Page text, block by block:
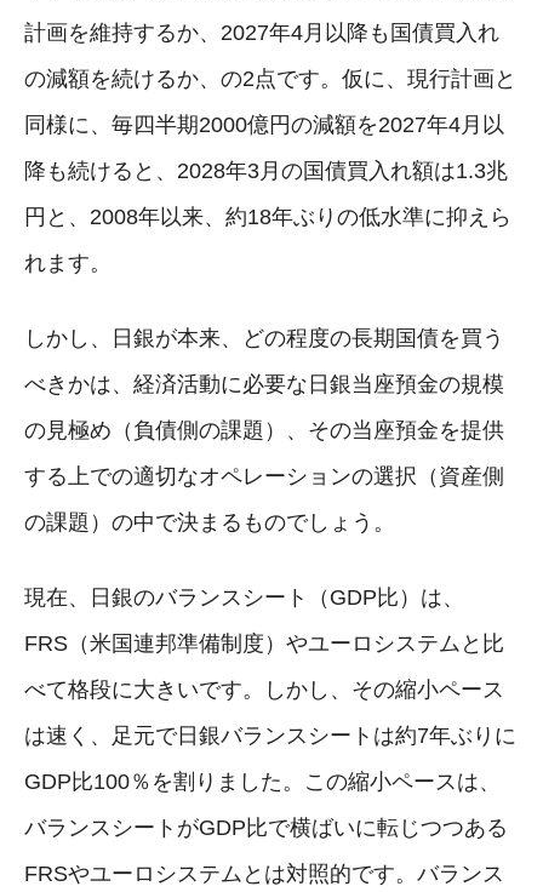
計画を維持するか、2027年4月以降も国債買入れ
の減額を続けるか、の2点です。仮に、現行計画と
同様に、毎四半期2000億円の減額を2027年4月以
降も続けると、2028年3月の国債買入れ額は1.3兆
円と、2008年以来、約18年ぶりの低水準に抑えら
れます。
しかし、日銀が本来、どの程度の長期国債を買う
べきかは、経済活動に必要な日銀当座預金の規模
の見極め（負債側の課題）、その当座預金を提供
する上での適切なオペレーションの選択（資産側
の課題）の中で決まるものでしょう。
現在、日銀のバランスシート（GDP比）は、
FRS（米国連邦準備制度）やユーロシステムと比
べて格段に大きいです。しかし、その縮小ペース
は速く、足元で日銀バランスシートは約7年ぶりに
GDP比100％を割りました。この縮小ペースは、
バランスシートがGDP比で横ばいに転じつつある
FRSやユーロシステムとは対照的です。バランス